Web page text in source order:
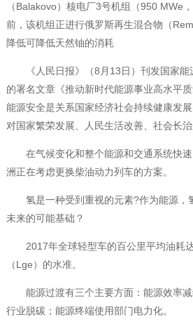
（Balakovo）核电厂3号机组（950 MWe
前，该机组正进行俄罗斯再生混合物（
降低可降低天然铀的消耗
《人民日报》（8月13日）刊发国家能
的署名文章《推动新时代能源事业高水平
能源安全是关系国家经济社会持续健康发
对国家繁荣发展、人民生活改善、社会长
在气候变化和整个能源和交通系统快速
洲正在考虑更换柴油动力列车的方案。
氢是一种受到重视的元素?作为能源，
未来的可能基础？
2017年全球轻型车的百公里平均油耗
（Lge）的水准。
能源过渡有三个主要方面：能源效率减
行业脱碳；能源终端使用部门电力化。